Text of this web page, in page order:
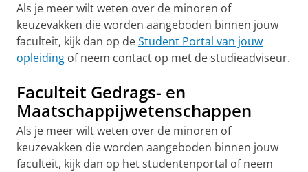
Als je meer wilt weten over de minoren of
keuzevakken die worden aangeboden binnen jouw
faculteit, kijk dan op deStudent Portal van jouw
opleiding of neem contact op met de studieadviseur.
Faculteit Gedrags- en
Maatschappijwetenschappen
Als je meer wilt weten over de minoren of
keuzevakken die worden aangeboden binnen jouw
faculteit, kijk dan op het studentenportal of neem